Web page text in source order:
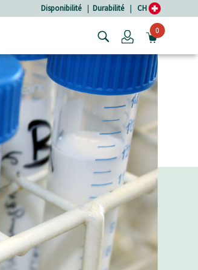
Disponibilité | Durabilité | CH
Login0